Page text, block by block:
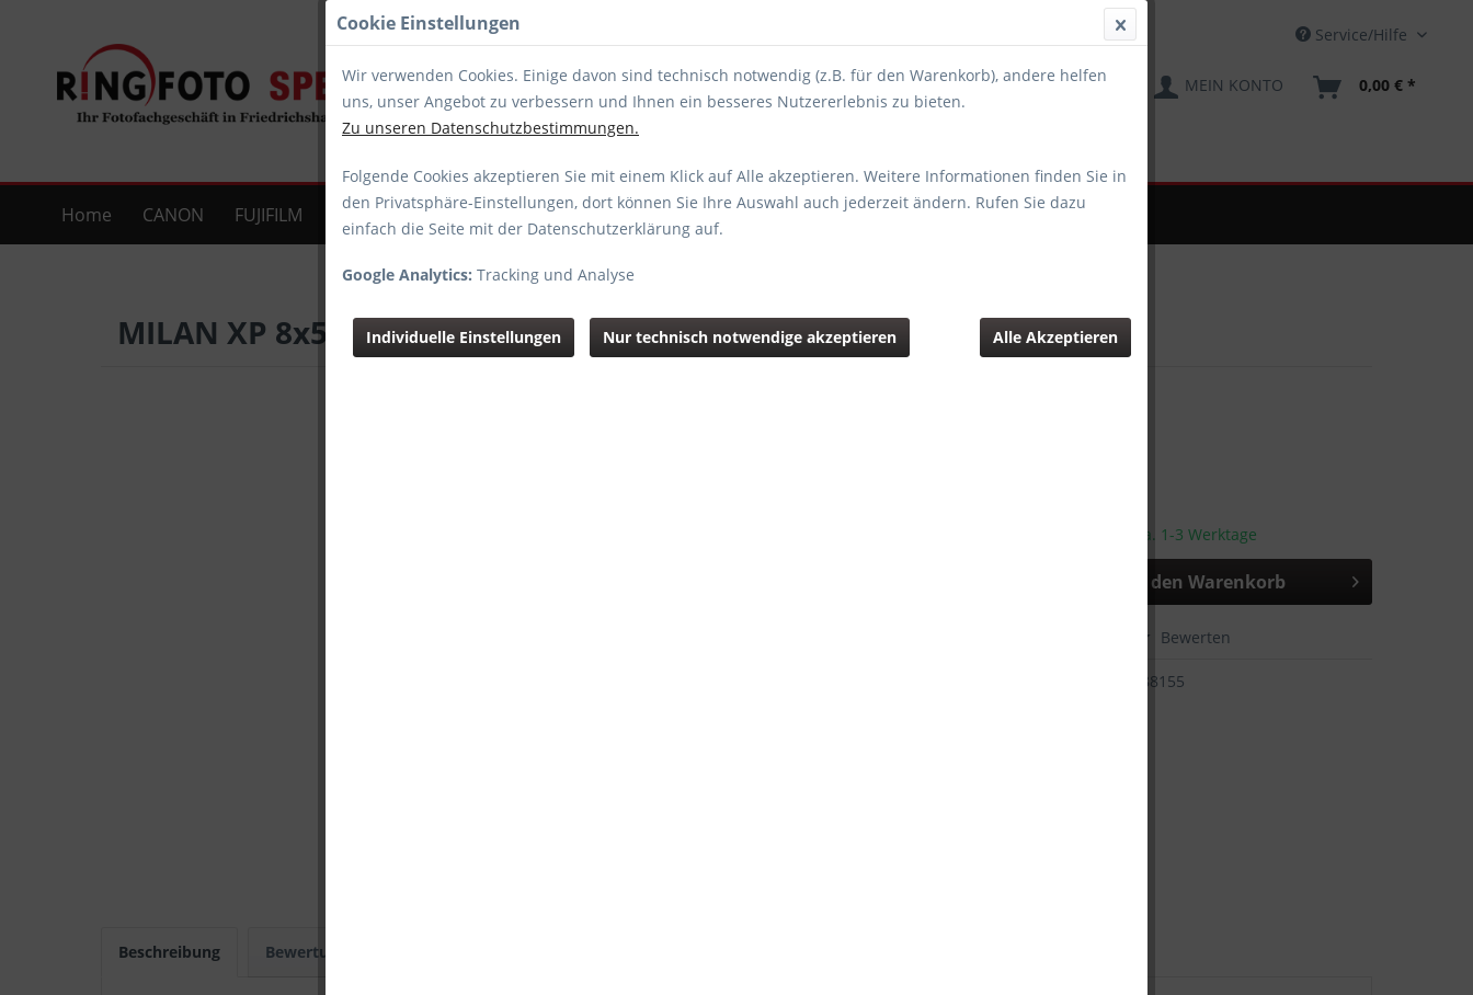
Service/Hilfe
MEIN KONTO 0,00 € *
Home CANON FUJIFILM OM SYSTEM PANASONIC SONY WEITERE ZUBEHÖR PASS- & BEWERBUNGSBILDER
MILAN XP 8x56
Sofort versandfertig, Lieferzeit ca. 1-3 Werktage
In den Warenkorb
Bewerten
4000461088155
Beschreibung Bewertungen
Cookie Einstellungen
Wir verwenden Cookies. Einige davon sind technisch notwendig (z.B. für den Warenkorb), andere helfen
uns, unser Angebot zu verbessern und Ihnen ein besseres Nutzererlebnis zu bieten.
Zu unseren Datenschutzbestimmungen.
Folgende Cookies akzeptieren Sie mit einem Klick auf Alle akzeptieren. Weitere Informationen finden Sie in
den Privatsphäre-Einstellungen, dort können Sie Ihre Auswahl auch jederzeit ändern. Rufen Sie dazu
einfach die Seite mit der Datenschutzerklärung auf.
Google Analytics: Tracking und Analyse
Individuelle Einstellungen Nur technisch notwendige akzeptieren Alle Akzeptieren